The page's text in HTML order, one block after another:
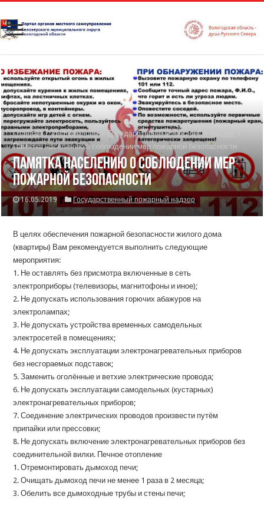
Главная / Информация Государственный пожарный надзор
Памятка населению о соблюдении мер пожарной безопасности
Памятка населению о соблюдении мер
пожарной безопасности
16.05.2019 Государственный пожарный надзор
В целях обеспечения пожарной безопасности жилого дома
(квартиры) Вам рекомендуется выполнить следующие
мероприятия:
1. Не оставлять без присмотра включенные в сеть
электроприборы (телевизоры, магнитофоны и иное);
2. Не допускать использования горючих абажуров на
электролампах;
3. Не допускать устройства временных самодельных
электросетей в помещениях;
4. Не допускать эксплуатации электронагревательных приборов
без несгораемых подставок;
5. Заменить оголённые и ветхие электрические провода;
6. Не допускать эксплуатации самодельных (кустарных)
электронагревательных приборов;
7. Соединение электрических проводов произвести путём
припайки или прессовки;
8. Не допускать включение электронагревательных приборов без
соединительной вилки. Печное отопление
1. Отремонтировать дымоход печи;
2. Очищать дымоход печи не менее 1 раза в 2 месяца;
3. Обелить все дымоходные трубы и стены печи;